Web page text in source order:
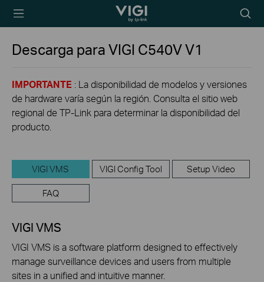
TP-Link, Reliably
icon
Descarga paraVIGI C540VV1
IMPORTANTE : La disponibilidad de modelos y versiones
de hardware varía según la región. Consulta el sitio web
regional de TP-Link para determinar la disponibilidad del
producto.
VIGI VMS VIGI Config Tool Setup Video
FAQ
VIGI VMS
VIGI VMS is a software platform designed to effectively
manage surveillance devices and users from multiple
sites in a unified and intuitive manner.